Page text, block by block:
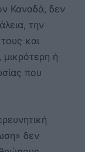
Καναδά, δεν
την
και
ή
που
δεν